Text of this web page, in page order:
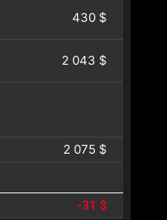
430 $
2 043 $
2 075 $
-31 $